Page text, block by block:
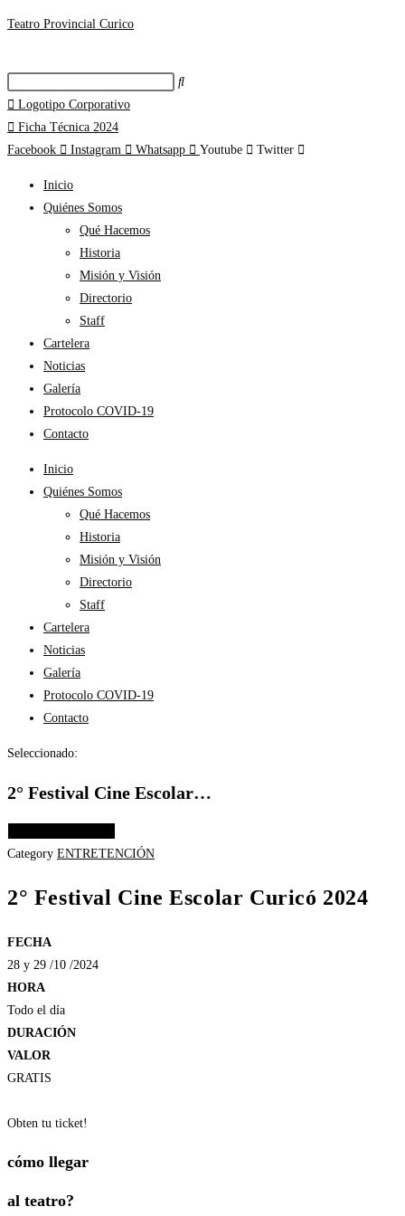
Teatro Provincial Curico
Logotipo Corporativo
Ficha Técnica 2024
Facebook
Instagram Whatsapp Youtube Twitter
Inicio
Quiénes Somos
Qué Hacemos
Historia
Misión y Visión
Directorio
Staff
Cartelera
Noticias
Galería
Protocolo COVID-19
Contacto
Inicio
Quiénes Somos
Qué Hacemos
Historia
Misión y Visión
Directorio
Staff
Cartelera
Noticias
Galería
Protocolo COVID-19
Contacto
Seleccionado:
2° Festival Cine Escolar…
Category ENTRETENCIÓN
2° Festival Cine Escolar Curicó 2024
FECHA
28 y 29 /10 /2024
HORA
Todo el día
DURACIÓN
VALOR
GRATIS
Obten tu ticket!
cómo llegar
al teatro?